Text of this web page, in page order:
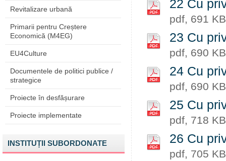
Revitalizare urbană
Primarii pentru Creștere
Economică (M4EG)
EU4Culture
Documentele de politici publice /
strategice
Proiecte în desfășurare
Proiecte implementate
INSTITUȚII SUBORDONATE
22 Cu
pdf, 691 KB
23 Cu
pdf, 690 KB
24 Cu
pdf, 690 KB
25 Cu
pdf, 718 KB
26 Cu
pdf, 705 KB